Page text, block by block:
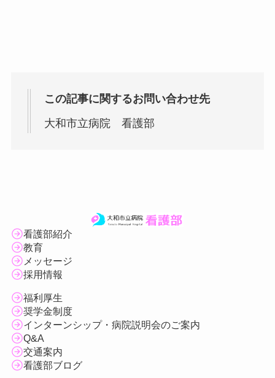
この記事に関するお問い合わせ先
大和市立病院 看護部
看護部紹介
教育
メッセージ
採用情報
福利厚生
奨学金制度
インターンシップ・病院説明会のご案内
Q&A
交通案内
看護部ブログ